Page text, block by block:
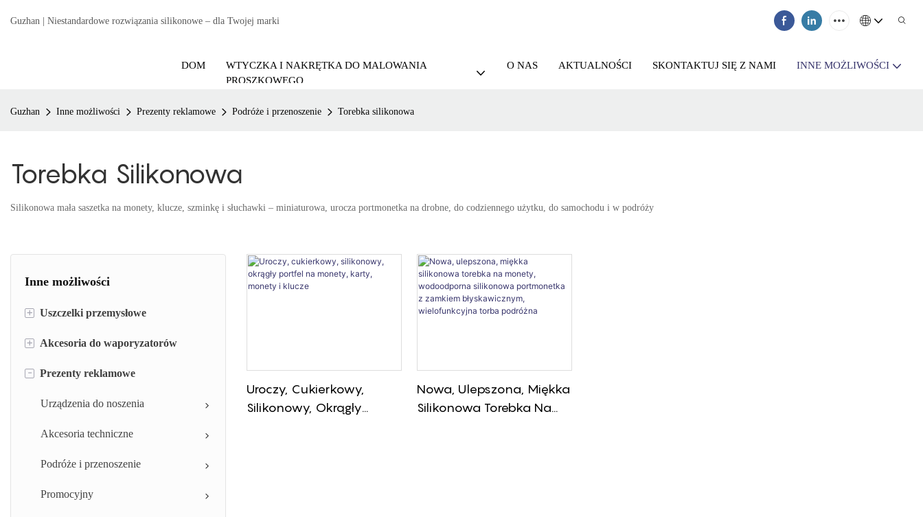
Guzhan | Niestandardowe rozwiązania silikonowe – dla Twojej marki
DOM
WTYCZKA I NAKRĘTKA DO MALOWANIA
PROSZKOWEGO
O NAS AKTUALNOŚCI SKONTAKTUJ SIĘ Z NAMI INNE MOŻLIWOŚCI
Guzhan Inne możliwości Prezenty reklamowe Podróże i przenoszenie Torebka silikonowa
Torebka Silikonowa
Silikonowa mała saszetka na monety, klucze, szminkę i słuchawki – miniaturowa, urocza portmonetka na drobne, do codziennego użytku, do samochodu i w podróży
Inne możliwości
+ Uszczelki przemysłowe
Pierścień uszczelniający silikonowy
Opaski silikonowe
Silikonowa nasadka strzykawki
Zawór silikonowy
Tłok strzykawki silikonowej
Uszczelki z gumy silikonowej
+ Akcesoria do waporyzatorów
Silikonowa końcówka do
- Prezenty reklamowe
Urządzenia do noszenia
Akcesoria techniczne
Podróże i przenoszenie
Promocyjny
Uroczy, Cukierkowy,
Silikonowy, Okrągły
Nowa, Ulepszona, Miękka
Silikonowa Torebka Na